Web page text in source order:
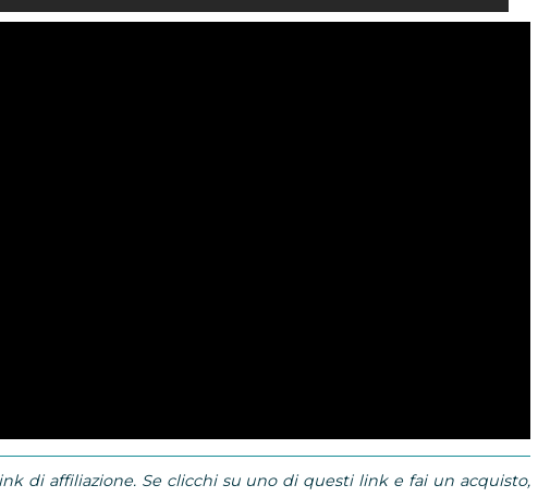
di affiliazione. Se clicchi su uno di questi link e fai un acquisto,